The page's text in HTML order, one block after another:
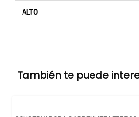
ALTO
También te puede